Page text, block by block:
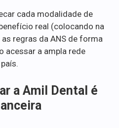
cada modalidade de
real (colocando na
regras da ANS de forma
acessar a ampla rede
a Amil Dental é